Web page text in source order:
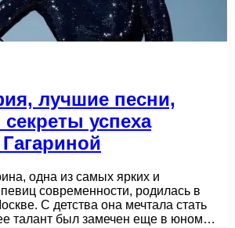
лучшие песни,
успеха
одна из самых ярких и
современности, родилась в
С детства она мечтала стать
талант был замечен еще в юном…